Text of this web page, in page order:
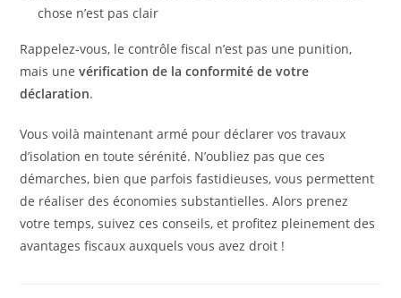
chose n’est pas clair
Rappelez-vous, le contrôle fiscal n’est pas une punition,
mais unevérification de la conformité de votre
déclaration.
Vous voilà maintenant armé pour déclarer vos travaux
d’isolation en toute sérénité. N’oubliez pas que ces
démarches, bien que parfois fastidieuses, vous permettent
de réaliser des économies substantielles. Alors prenez
votre temps, suivez ces conseils, et profitez pleinement des
avantages fiscaux auxquels vous avez droit !